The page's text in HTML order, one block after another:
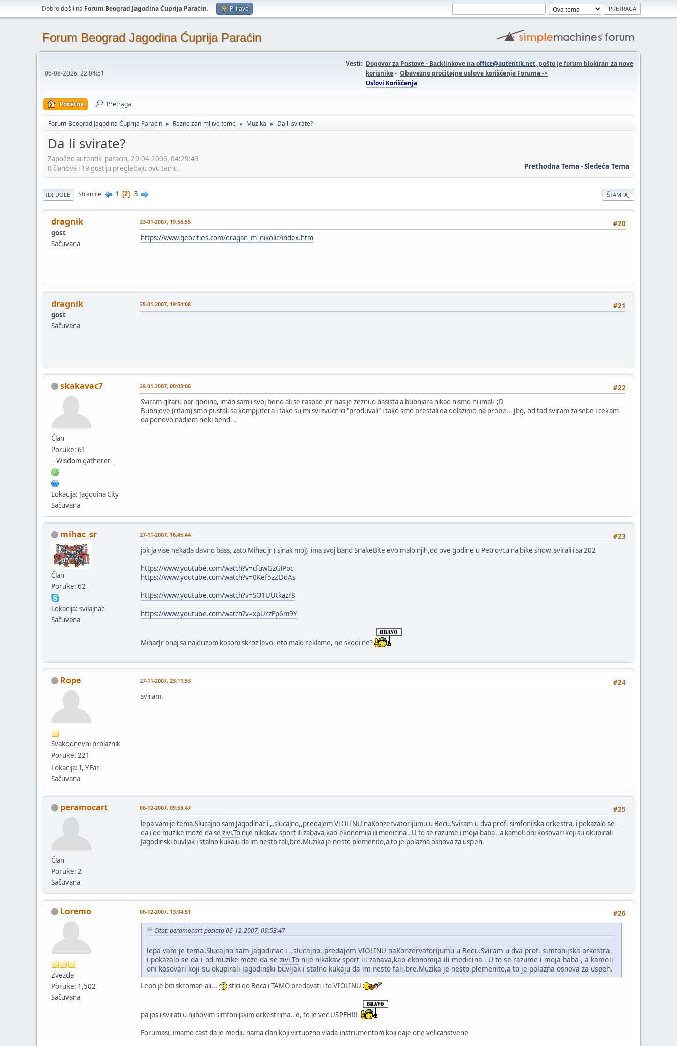
Dobro došli na Forum Beograd Jagodina Ćuprija Paraćin. Prijava
Forum Beograd Jagodina Ćuprija Paraćin
06-08-2026, 22:04:51
Vesti: Dogovor za Postove - Backlinkove naoffice@autentik.net, pošto je forum blokiran za nove
korisnike- Obavezno pročitajne uslove korišćenja Foruma ->
Uslovi Korišćenja
Početna Pretraga
Forum Beograd Jagodina Ćuprija Paraćin ► Razne zanimljive teme ► Muzika ► Da li svirate?
Da li svirate?
Započeo autentik_paracin, 29-04-2006, 04:29:43
Prethodna Tema -Sledeća Tema
0 članova i 19 gostiju pregledaju ovu temu.
ŠTAMPAJ
IDI DOLE Stranice 1 2 3
dragnik
gost
Sačuvana
#20
23-01-2007, 19:56:55
https://www.geocities.com/dragan_m_nikolic/index.htm
dragnik
gost
Sačuvana
#21
25-01-2007, 19:54:08
skakavac7
Član
Poruke: 61
_-Wisdom gatherer-_
Lokacija: Jagodina City
Sačuvana
#22
28-01-2007, 00:03:06
Sviram gitaru par godina, imao sam i svoj bend ali se raspao jer nas je zeznuo basista a bubnjara nikad nismo ni imali ;D
Bubnjeve (ritam) smo pustali sa kompjutera i tako su mi svi zvucnici "produvali" i tako smo prestali da dolazimo na probe... Jbg, od tad sviram za sebe i cekam
da ponovo nadjem neki bend...
mihac_sr
Član
Poruke: 62
Lokacija: svilajnac
Sačuvana
#23
27-11-2007, 16:45:44
jok ja vise nekada davno bass, zato Mihac jr ( sinak moj) ima svoj band SnakeBite evo malo njih,od ove godine u Petrovcu na bike show, svirali i sa 202
https://www.youtube.com/watch?v=cfuwGzGiPoc
https://www.youtube.com/watch?v=0Kef5zZDdAs
https://www.youtube.com/watch?v=SO1UUtkazr8
https://www.youtube.com/watch?v=xpUrzFp6m9Y
MihacJr onaj sa najduzom kosom skroz levo, eto malo reklame, ne skodi ne?
Rope
Svakodnevni prolaznik
Poruke: 221
Lokacija: I, YEar
Sačuvana
#24
27-11-2007, 23:11:53
sviram.
peramocart
Član
Poruke: 2
Sačuvana
#25
06-12-2007, 09:53:47
lepa vam je tema.Slucajno sam Jagodinac i ,,slucajno,,predajem VIOLINU naKonzervatorijumu u Becu.Sviram u dva prof. simfonijska orkestra, i pokazalo se
da i od muzike moze da se zivi.To nije nikakav sport ili zabava,kao ekonomija ili medicina . U to se razume i moja baba , a kamoli oni kosovari koji su okupirali
Jagodinski buvljak i stalno kukaju da im nesto fali,bre.Muzika je nesto plemenito,a to je polazna osnova za uspeh.
Loremo
Zvezda
Poruke: 1,502
Sačuvana
#26
06-12-2007, 13:04:51
Citat: peramocart poslato 06-12-2007, 09:53:47
lepa vam je tema.Slucajno sam Jagodinac i ,,slucajno,,predajem VIOLINU naKonzervatorijumu u Becu.Sviram u dva prof. simfonijska orkestra,
i pokazalo se da i od muzike moze da se zivi.To nije nikakav sport ili zabava,kao ekonomija ili medicina . U to se razume i moja baba , a kamoli
oni kosovari koji su okupirali Jagodinski buvljak i stalno kukaju da im nesto fali,bre.Muzika je nesto plemenito,a to je polazna osnova za uspeh.
Lepo je biti skroman ali... stici do Beca i TAMO predavati i to VIOLINU
pa jos i svirati u njihovim simfonijskim orkestrima.. e, to je vec USPEH!!!
Forumasi, imamo cast da je medju nama clan koji virtuozno vlada instrumentom koji daje one velicanstvene